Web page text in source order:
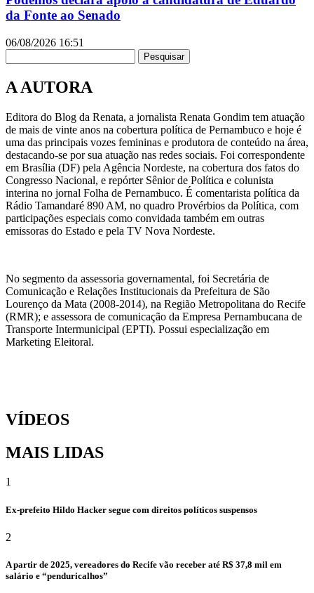
da Fonte ao Senado
06/08/2026 16:51
Pesquisar
A AUTORA
Editora do Blog da Renata, a jornalista Renata Gondim tem atuação
de mais de vinte anos na cobertura política de Pernambuco e hoje é
uma das principais vozes femininas e produtora de conteúdo na área,
destacando-se por sua atuação nas redes sociais. Foi correspondente
em Brasília (DF) pela Agência Nordeste, na cobertura dos fatos do
Congresso Nacional, e repórter Sênior de Política e colunista
interina no jornal Folha de Pernambuco. É comentarista política da
Rádio Tamandaré 890 AM, no quadro Provérbios da Política, com
participações especiais como convidada também em outras
emissoras do Estado e pela TV Nova Nordeste.
No segmento da assessoria governamental, foi Secretária de
Comunicação e Relações Institucionais da Prefeitura de São
Lourenço da Mata (2008-2014), na Região Metropolitana do Recife
(RMR); e assessora de comunicação da Empresa Pernambucana de
Transporte Intermunicipal (EPTI). Possui especialização em
Marketing Eleitoral.
VÍDEOS
MAIS LIDAS
1
Ex-prefeito Hildo Hacker segue com direitos políticos suspensos
2
A partir de 2025, vereadores do Recife vão receber até R$ 37,8 mil em
salário e “penduricalhos”